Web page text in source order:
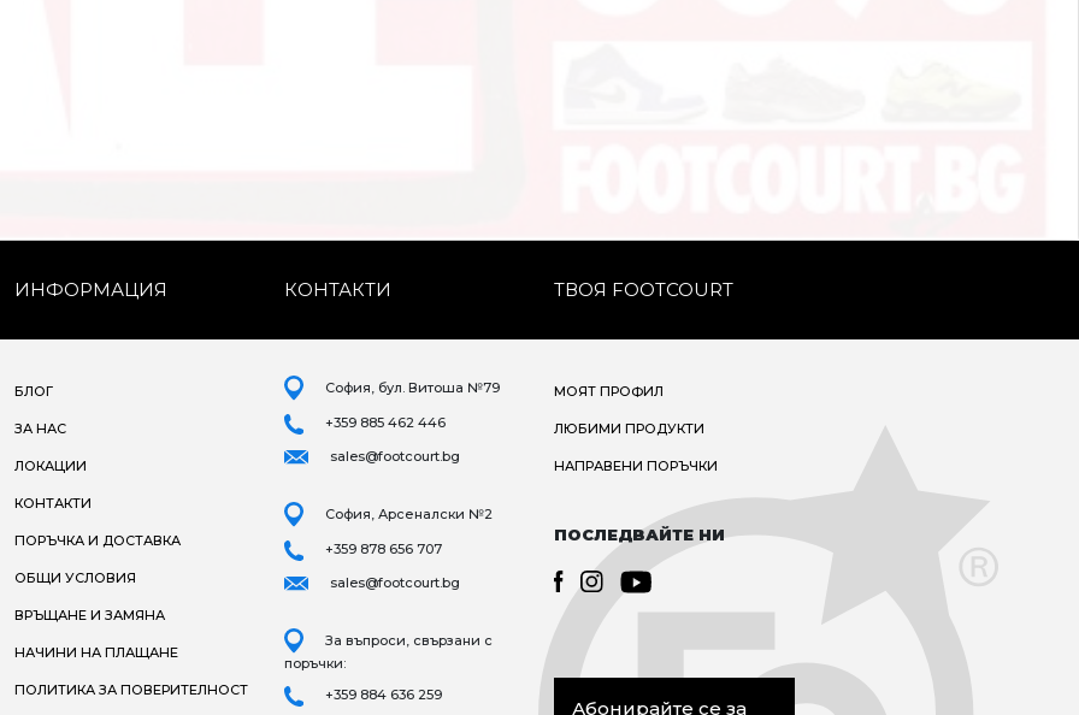
ИНФОРМАЦИЯ КОНТАКТИ ТВОЯ FOOTCOURT
БЛОГ
ЗА НАС
ЛОКАЦИИ
КОНТАКТИ
ПОРЪЧКА И ДОСТАВКА
ОБЩИ УСЛОВИЯ
ВРЪЩАНЕ И ЗАМЯНА
НАЧИНИ НА ПЛАЩАНЕ
ПОЛИТИКА ЗА ПОВЕРИТЕЛНОСТ
София, бул. Витоша №79
+359 885 462 446
sales@footcourt.bg
София, Арсеналски №2
+359 878 656 707
sales@footcourt.bg
За въпроси, свързани с
поръчки:
+359 884 636 259
МОЯТ ПРОФИЛ
ЛЮБИМИ ПРОДУКТИ
НАПРАВЕНИ ПОРЪЧКИ
ПОСЛЕДВАЙТЕ НИ
Абонирайте се за